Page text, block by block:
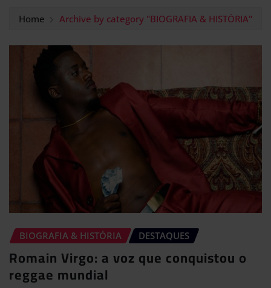
Home Archive by category "BIOGRAFIA & HISTÓRIA"
BIOGRAFIA & HISTÓRIA DESTAQUES
Romain Virgo: a voz que conquistou o
reggae mundial